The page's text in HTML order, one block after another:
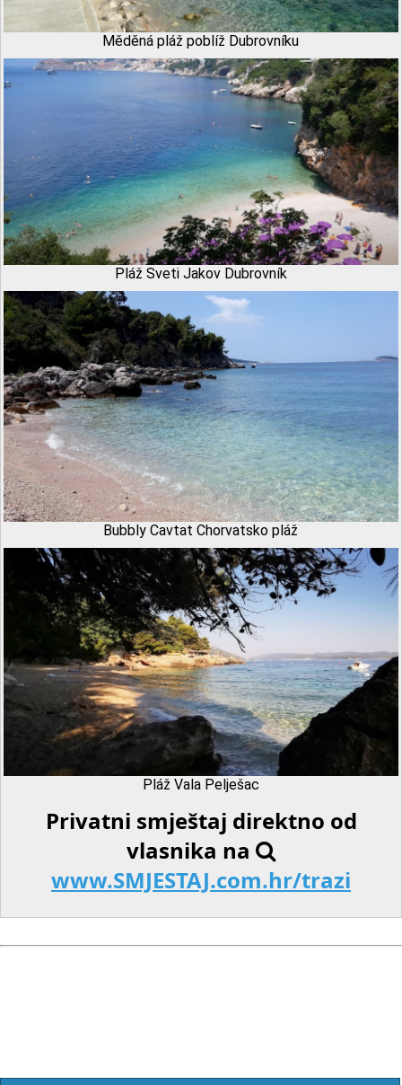
Měděná pláž poblíž Dubrovníku
Pláž Sveti Jakov Dubrovník
Bubbly Cavtat Chorvatsko pláž
Pláž Vala Pelješac
Privatni smještaj direktno od
vlasnika na
www.SMJESTAJ.com.hr/trazi